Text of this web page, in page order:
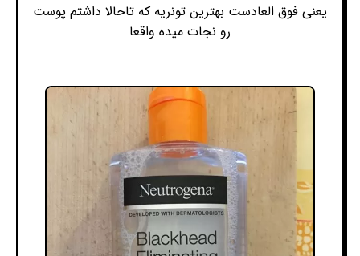
یعنی فوق العادست بهترین تونریه که تاحالا داشتم پوست
رو نجات میده واقعا